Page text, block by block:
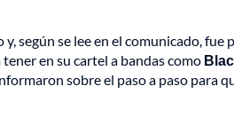
según se lee en el comunicado, fue
en su cartel a bandas como
sobre el paso a paso para